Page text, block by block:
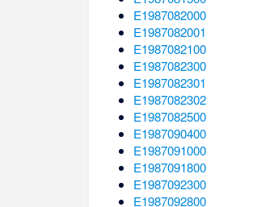
E1987082000
E1987082001
E1987082100
E1987082300
E1987082301
E1987082302
E1987082500
E1987090400
E1987091000
E1987091800
E1987092300
E1987092800